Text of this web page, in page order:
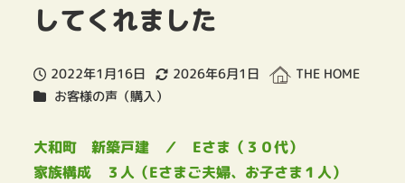
してくれました
投稿日
2022年1月16日
更新日
2026年6月1日
著
THE HOME
カテゴリー
お客様の声（購入）
大和町 新築戸建 ／ Eさま（３０代）
家族構成 ３人（Eさまご夫婦、お子さま１人）